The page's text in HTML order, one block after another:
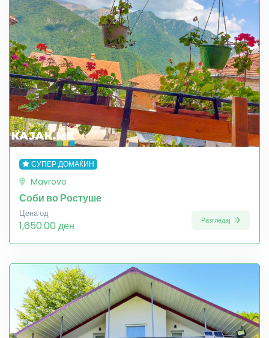
СУПЕР ДОМАЌИН
Mavrovo
Соби во Ростуше
Цена од
1,650.00 ден Разгледај